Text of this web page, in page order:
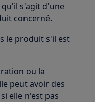
s'agit d'une
concerné.
le produit s'il est
ou la
peut avoir des
elle n'est pas